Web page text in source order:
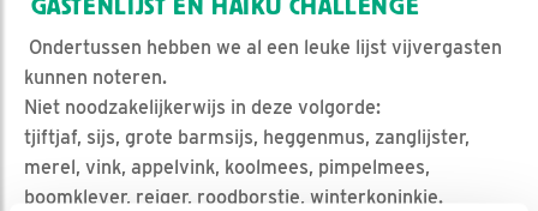
GASTENLIJST EN HAIKU CHALLENGE
Ondertussen hebben we al een leuke lijst vijvergasten
kunnen noteren.
Niet noodzakelijkerwijs in deze volgorde:
tjiftjaf, sijs, grote barmsijs, heggenmus, zanglijster,
merel, vink, appelvink, koolmees, pimpelmees,
boomklever, reiger, roodborstje, winterkoninkje.